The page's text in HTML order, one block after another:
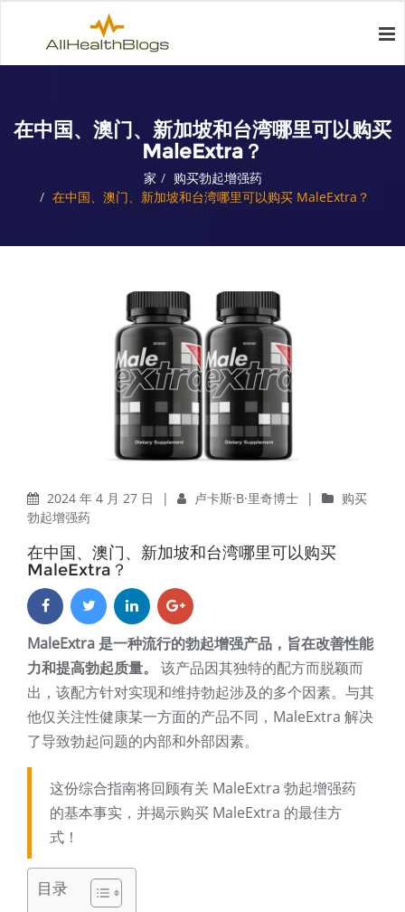
在中国、澳门、新加坡和台湾哪里可以购买
MaleExtra？
家
购买勃起增强药
在中国、澳门、新加坡和台湾哪里可以购买 MaleExtra？
2024 年 4 月 27 日 | 卢卡斯·B·里奇博士 |
购买
勃起增强药
在中国、澳门、新加坡和台湾哪里可以购买
MaleExtra？
MaleExtra 是一种流行的勃起增强产品，旨在改善性能
力和提高勃起质量。
该产品因其独特的配方而脱颖而
出，该配方针对实现和维持勃起涉及的多个因素。与其
他仅关注性健康某一方面的产品不同，MaleExtra 解决
了导致勃起问题的内部和外部因素。
这份综合指南将回顾有关 MaleExtra 勃起增强药
的基本事实，并揭示购买 MaleExtra 的最佳方
式！
目录